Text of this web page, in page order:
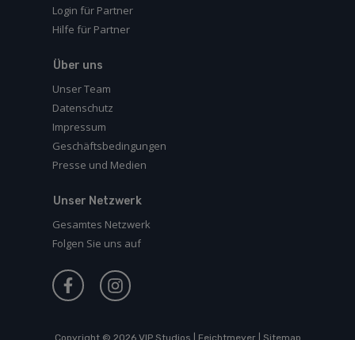
Login für Partner
Hilfe für Partner
Über uns
Unser Team
Datenschutz
Impressum
Geschäftsbedingungen
Presse und Medien
Unser Netzwerk
Gesamtes Netzwerk
Folgen Sie uns auf
Copyright © 2026 VIP Studios | Feichtmeyer| Sitemap